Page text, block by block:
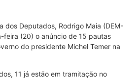
dos Deputados, Rodrigo Maia (DEM-
feira (20) o anúncio de 15 pautas
do presidente Michel Temer na
11 já estão em tramitação no